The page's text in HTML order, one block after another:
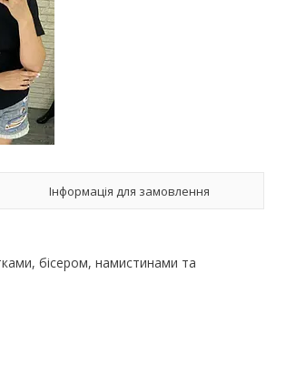
Інформація для замовлення
бісером, намистинами та